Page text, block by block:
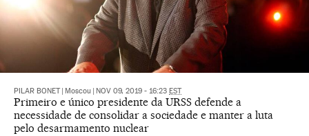
PILAR BONET Moscou NOV 09, 2019 - 16:23 EST
Primeiro e único presidente da URSS defende a
necessidade de consolidar a sociedade e manter a luta
pelo desarmamento nuclear